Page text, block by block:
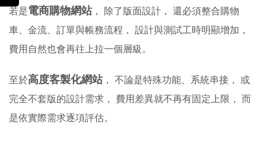
若是電商購物網站， 除了版面設計， 還必須整合購物
車、金流、訂單與帳務流程， 設計與測試工時明顯增加，
費用自然也會再往上拉一個層級。
至於高度客製化網站， 不論是特殊功能、系統串接， 或
完全不套版的設計需求， 費用差異就不再有固定上限， 而
是依實際需求逐項評估。